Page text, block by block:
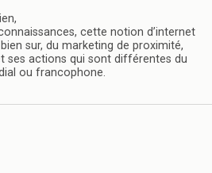
cette notion d’internet
sur, du marketing de proximité,
ses actions qui sont différentes du
ou francophone.